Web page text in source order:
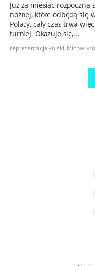
Już za miesiąc rozpoczną
nożnej, które odbędą się
Polacy, cały czas trwa
turniej. Okazuje się,...
reprezentacja Polski, Michał